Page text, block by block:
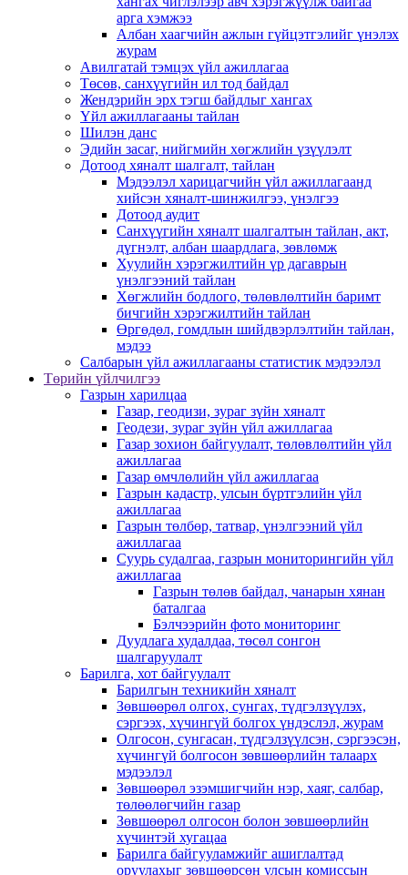
арга хэмжээ
Албан хаагчийн ажлын гүйцэтгэлийг үнэлэх
журам
Авилгатай тэмцэх үйл ажиллагаа
Төсөв, санхүүгийн ил тод байдал
Жендэрийн эрх тэгш байдлыг хангах
Үйл ажиллагааны тайлан
Шилэн данс
Эдийн засаг, нийгмийн хөгжлийн үзүүлэлт
Дотоод хяналт шалгалт, тайлан
Мэдээлэл харицагчийн үйл ажиллагаанд
хийсэн хяналт-шинжилгээ, үнэлгээ
Дотоод аудит
Санхүүгийн хяналт шалгалтын тайлан, акт,
дүгнэлт, албан шаардлага, зөвлөмж
Хуулийн хэрэгжилтийн үр дагаврын
үнэлгээний тайлан
Хөгжлийн бодлого, төлөвлөлтийн баримт
бичгийн хэрэгжилтийн тайлан
Өргөдөл, гомдлын шийдвэрлэлтийн тайлан,
мэдээ
Салбарын үйл ажиллагааны статистик мэдээлэл
Төрийн үйлчилгээ
Газрын харилцаа
Газар, геодизи, зураг зүйн хяналт
Геодези, зураг зүйн үйл ажиллагаа
Газар зохион байгуулалт, төлөвлөлтийн үйл
ажиллагаа
Газар өмчлөлийн үйл ажиллагаа
Газрын кадастр, улсын бүртгэлийн үйл
ажиллагаа
Газрын төлбөр, татвар, үнэлгээний үйл
ажиллагаа
Суурь судалгаа, газрын мониторингийн үйл
ажиллагаа
Газрын төлөв байдал, чанарын хянан
баталгаа
Бэлчээрийн фото мониторинг
Дуудлага худалдаа, төсөл сонгон
шалгаруулалт
Барилга, хот байгуулалт
Барилгын техникийн хяналт
Зөвшөөрөл олгох, сунгах, түдгэлзүүлэх,
сэргээх, хүчингүй болгох үндэслэл, журам
Олгосон, сунгасан, түдгэлзүүлсэн, сэргээсэн,
хүчингүй болгосон зөвшөөрлийн талаарх
мэдээлэл
Зөвшөөрөл эзэмшигчийн нэр, хаяг, салбар,
төлөөлөгчийн газар
Зөвшөөрөл олгосон болон зөвшөөрлийн
хүчинтэй хугацаа
Барилга байгууламжийг ашиглалтад
оруулахыг зөвшөөрсөн улсын комиссын